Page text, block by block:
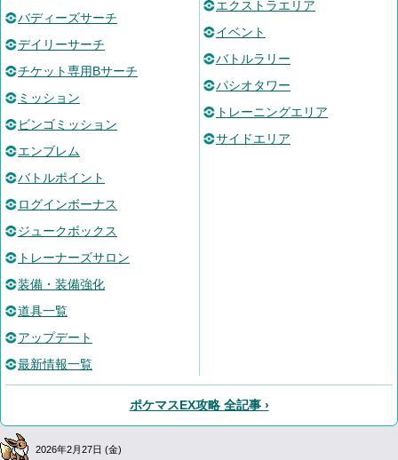
バディーズサーチ
デイリーサーチ
チケット専用Bサーチ
ミッション
ビンゴミッション
エンブレム
バトルポイント
ログインボーナス
ジュークボックス
トレーナーズサロン
装備・装備強化
道具一覧
アップデート
最新情報一覧
エクストラエリア
イベント
バトルラリー
パシオタワー
トレーニングエリア
サイドエリア
ポケマスEX攻略 全記事 ›
2026年2月27日 (金)